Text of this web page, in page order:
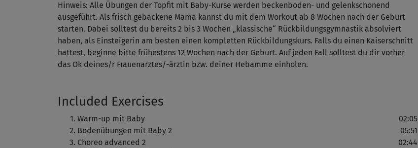
Hinweis: Alle Übungen der Topfit mit Baby-Kurse werden beckenboden- und gelenkschonend
ausgeführt. Als frisch gebackene Mama kannst du mit dem Workout ab 8 Wochen nach der Geburt
starten. Dabei solltest du bereits 2 bis 3 Wochen „klassische“ Rückbildungsgymnastik absolviert
haben, als Einsteigerin am besten einen kompletten Rückbildungskurs. Falls du einen Kaiserschnitt
hattest, beginne bitte frühestens 12 Wochen nach der Geburt. Auf jeden Fall solltest du dir vorher
das Ok deines/r Frauenarztes/-ärztin bzw. deiner Hebamme einholen.
Included Exercises
Warm-up mit Baby
02:05
Bodenübungen mit Baby 2
05:51
Choreo advanced 2
02:44